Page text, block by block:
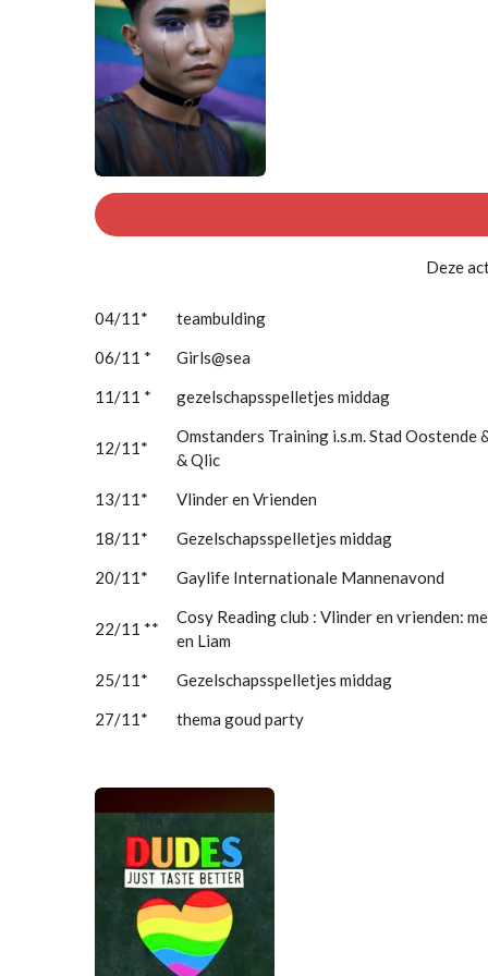
Deze
04/11*
teambulding
06/11 *
Girls@sea
11/11 *
gezelschapsspelletjes middag
12/11*
Omstanders Training i.s.m. Stad Oostende
& Qlic
13/11*
Vlinder en Vrienden
18/11*
Gezelschapsspelletjes middag
20/11*
Gaylife Internationale Mannenavond
22/11 **
Cosy Reading club : Vlinder en vrienden:
en Liam
25/11*
Gezelschapsspelletjes middag
27/11*
thema goud party